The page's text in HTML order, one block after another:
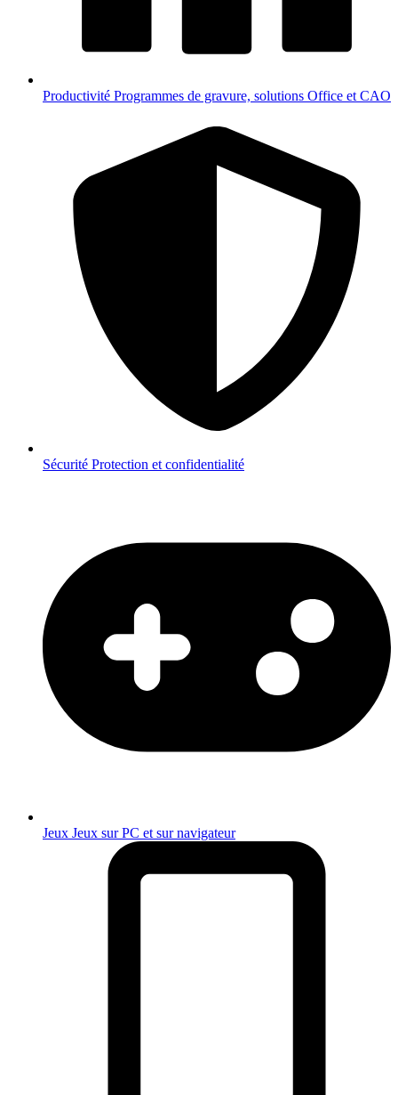
Productivité Programmes de gravure, solutions Office et CAO
Sécurité Protection et confidentialité
Jeux Jeux sur PC et sur navigateur